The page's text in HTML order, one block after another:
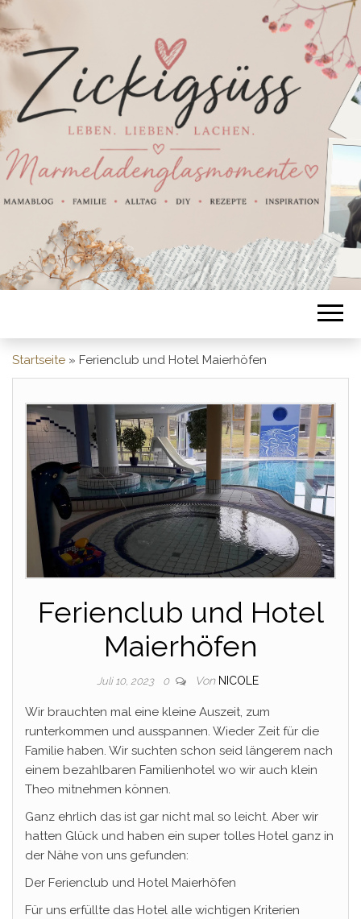
Startseite » Ferienclub und Hotel Maierhöfen
Ferienclub und Hotel
Maierhöfen
Juli 10, 2023 0 Von NICOLE
Wir brauchten mal eine kleine Auszeit, zum
runterkommen und ausspannen. Wieder Zeit für die
Familie haben. Wir suchten schon seid längerem nach
einem bezahlbaren Familienhotel wo wir auch klein
Theo mitnehmen können.
Ganz ehrlich das ist gar nicht mal so leicht. Aber wir
hatten Glück und haben ein super tolles Hotel ganz in
der Nähe von uns gefunden:
Der Ferienclub und Hotel Maierhöfen
Für uns erfüllte das Hotel alle wichtigen Kriterien